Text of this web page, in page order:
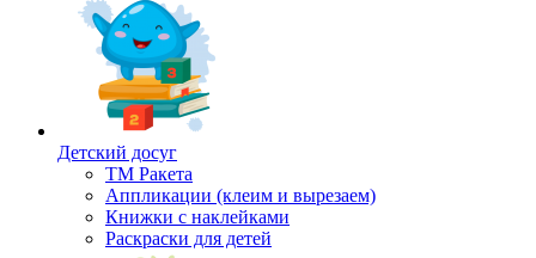
Детский досуг
ТМ Ракета
Аппликации (клеим и вырезаем)
Книжки с наклейками
Раскраски для детей